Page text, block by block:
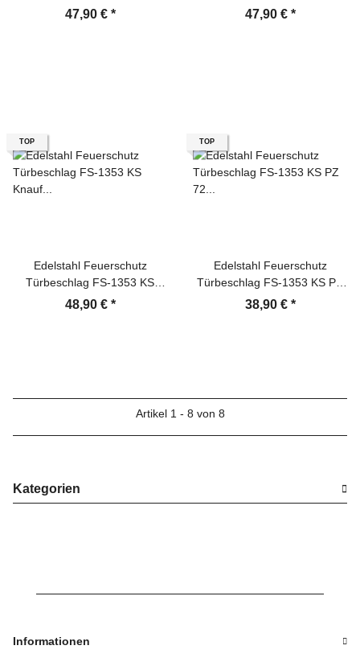
Rosette U Form mit Knauf
47,90 € *
Rosette L Form mit Knauf
47,90 € *
TOP
Edelstahl Feuerschutz
Türbeschlag FS-1353 KS
Knauf PZ 72 mm L Form
48,90 € *
TOP
Edelstahl Feuerschutz
Türbeschlag FS-1353 KS PZ
72 mm Dr/Dr L Form
38,90 € *
Artikel 1 - 8 von 8
Kategorien
Informationen